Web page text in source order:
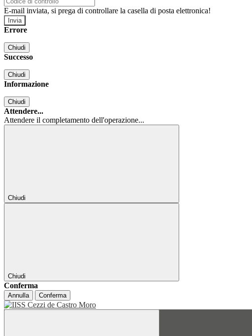
E-mail inviata, si prega di controllare la casella di posta elettronica!
Errore
Chiudi
Successo
Chiudi
Informazione
Chiudi
Attendere...
Attendere il completamento dell'operazione...
Chiudi
Chiudi
Conferma
Annulla Conferma